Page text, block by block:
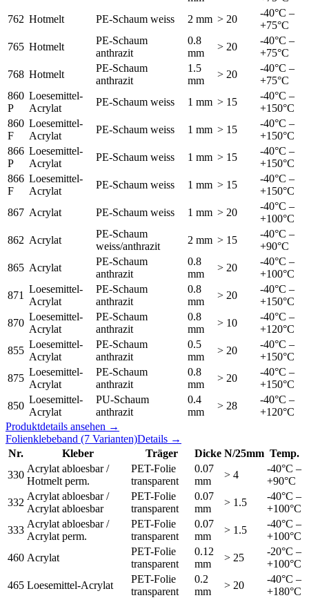
762 Hotmelt PE-Schaum weiss 2 mm > 20
-40°C –
+75°C
765 Hotmelt
PE-Schaum
anthrazit
0.8
mm
> 20
-40°C –
+75°C
768 Hotmelt
PE-Schaum
anthrazit
1.5
mm
> 20
-40°C –
+75°C
860
P
Loesemittel-
Acrylat
PE-Schaum weiss 1 mm > 15
-40°C –
+150°C
860
F
Loesemittel-
Acrylat
PE-Schaum weiss 1 mm > 15
-40°C –
+150°C
866
P
Loesemittel-
Acrylat
PE-Schaum weiss 1 mm > 15
-40°C –
+150°C
866
F
Loesemittel-
Acrylat
PE-Schaum weiss 1 mm > 15
-40°C –
+150°C
867 Acrylat PE-Schaum weiss 1 mm > 20
-40°C –
+100°C
862 Acrylat
PE-Schaum
weiss/anthrazit
2 mm > 15
-40°C –
+90°C
865 Acrylat
PE-Schaum
anthrazit
0.8
mm
> 20
-40°C –
+100°C
871
Loesemittel-
Acrylat
PE-Schaum
anthrazit
0.8
mm
> 20
-40°C –
+150°C
870
Loesemittel-
Acrylat
PE-Schaum
anthrazit
0.8
mm
> 10
-40°C –
+120°C
855
Loesemittel-
Acrylat
PE-Schaum
anthrazit
0.5
mm
> 20
-40°C –
+150°C
875
Loesemittel-
Acrylat
PE-Schaum
anthrazit
0.8
mm
> 20
-40°C –
+150°C
850
Loesemittel-
Acrylat
PU-Schaum
anthrazit
0.4
mm
> 28
-40°C –
+120°C
Produktdetails ansehen →
Folienklebeband (7 Varianten)Details →
Nr.
Kleber Träger Dicke N/25mm Temp.
330
Acrylat abloesbar /
Hotmelt perm.
PET-Folie
transparent
0.07
mm
> 4
-40°C –
+90°C
332
Acrylat abloesbar /
Acrylat abloesbar
PET-Folie
transparent
0.07
mm
> 1.5
-40°C –
+100°C
333
Acrylat abloesbar /
Acrylat perm.
PET-Folie
transparent
0.07
mm
> 1.5
-40°C –
+100°C
460 Acrylat
PET-Folie
transparent
0.12
mm
> 25
-20°C –
+100°C
465 Loesemittel-Acrylat
PET-Folie
transparent
0.2
mm
> 20
-40°C –
+180°C